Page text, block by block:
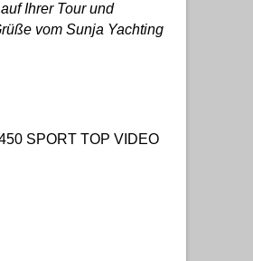
Ihrer Tour und
vom Sunja Yachting
SPORT TOP VIDEO